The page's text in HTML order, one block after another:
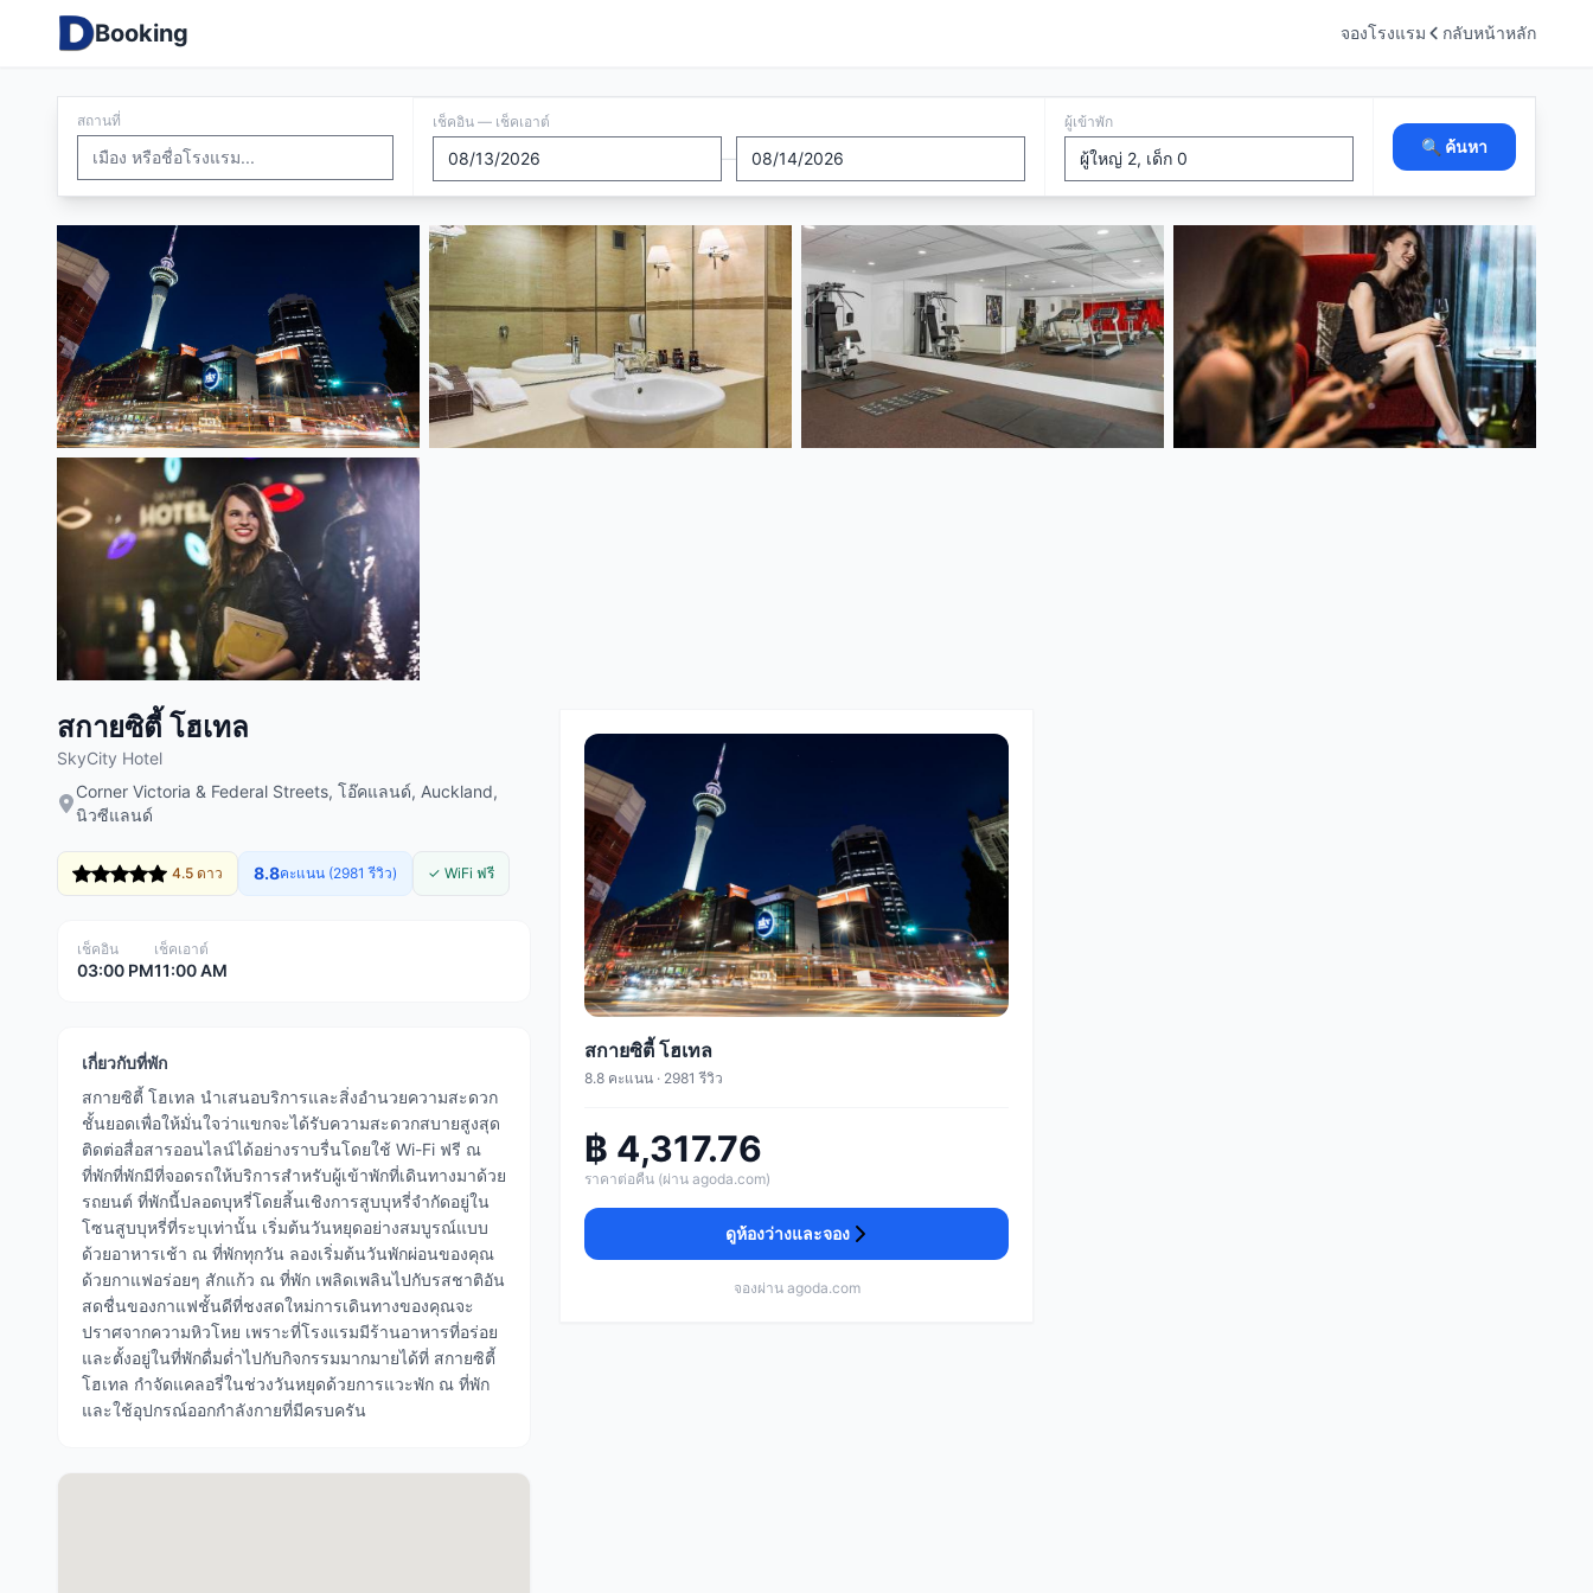
Booking จองโรงแรม กลับหน้าหลัก
สถานที่ เช็คอิน — เช็คเอาต์
—
ผู้เข้าพัก
🔍 ค้นหา
สกายซิตี้ โฮเทล
SkyCity Hotel
Corner Victoria & Federal Streets, โอ๊คแลนด์, Auckland,
นิวซีแลนด์
4.5 ดาว 8.8คะแนน (2981 รีวิว) ✓ WiFi ฟรี
เช็คอิน
03:00 PM
เช็คเอาต์
11:00 AM
เกี่ยวกับที่พัก
สกายซิตี้ โฮเทล นำเสนอบริการและสิ่งอำนวยความสะดวก
ชั้นยอดเพื่อให้มั่นใจว่าแขกจะได้รับความสะดวกสบายสูงสุด
ติดต่อสื่อสารออนไลน์ได้อย่างราบรื่นโดยใช้ Wi-Fi ฟรี ณ
ที่พักที่พักมีที่จอดรถให้บริการสำหรับผู้เข้าพักที่เดินทางมาด้วย
รถยนต์ ที่พักนี้ปลอดบุหรี่โดยสิ้นเชิงการสูบบุหรี่จำกัดอยู่ใน
โซนสูบบุหรี่ที่ระบุเท่านั้น เริ่มต้นวันหยุดอย่างสมบูรณ์แบบ
ด้วยอาหารเช้า ณ ที่พักทุกวัน ลองเริ่มต้นวันพักผ่อนของคุณ
ด้วยกาแฟอร่อยๆ สักแก้ว ณ ที่พัก เพลิดเพลินไปกับรสชาติอัน
สดชื่นของกาแฟชั้นดีที่ชงสดใหม่การเดินทางของคุณจะ
ปราศจากความหิวโหย เพราะที่โรงแรมมีร้านอาหารที่อร่อย
และตั้งอยู่ในที่พักดื่มด่ำไปกับกิจกรรมมากมายได้ที่ สกายซิตี้
โฮเทล กำจัดแคลอรี่ในช่วงวันหยุดด้วยการแวะพัก ณ ที่พัก
และใช้อุปกรณ์ออกกำลังกายที่มีครบครัน
สกายซิตี้ โฮเทล
8.8 คะแนน · 2981 รีวิว
฿ 4,317.76
ราคาต่อคืน (ผ่าน agoda.com)
ดูห้องว่างและจอง
จองผ่าน agoda.com